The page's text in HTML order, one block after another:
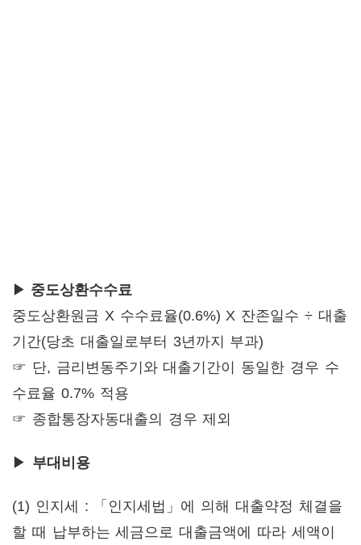
▶ 중도상환수수료
중도상환원금 X 수수료율(0.6%) X 잔존일수 ÷ 대출
기간(당초 대출일로부터 3년까지 부과)
☞ 단, 금리변동주기와 대출기간이 동일한 경우 수
수료율 0.7% 적용
☞ 종합통장자동대출의 경우 제외
▶ 부대비용
(1) 인지세 : 「인지세법」에 의해 대출약정 체결을
할 때 납부하는 세금으로 대출금액에 따라 세액이